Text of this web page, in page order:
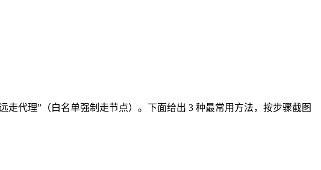
走代理”（白名单强制走节点）。下面给出 3 种最常用方法，按步骤截图